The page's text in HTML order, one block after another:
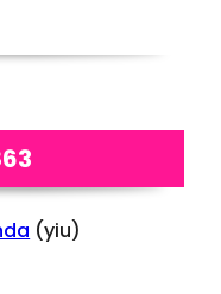
(yiu)